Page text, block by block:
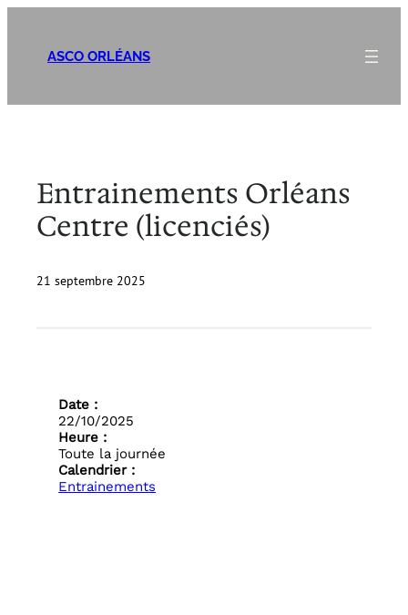
contenuASCO ORLÉANS
Entrainements Orléans
Centre (licenciés)
21 septembre 2025
Date :
22/10/2025
Heure :
Toute la journée
Calendrier :
Entrainements